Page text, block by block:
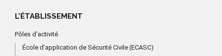
L'ÉTABLISSEMENT
Pôles d’activité
École d’application de Sécurité Civile (ECASC)